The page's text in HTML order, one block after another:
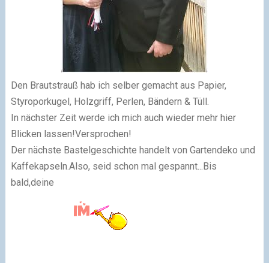
Den Brautstrauß hab ich selber gemacht aus Papier,
Styroporkugel, Holzgriff, Perlen, Bändern & Tüll.
In nächster Zeit werde ich mich auch wieder mehr hier
Blicken lassen!Versprochen!
Der nächste Bastelgeschichte handelt von Gartendeko und
Kaffekapseln.Also, seid schon mal gespannt...Bis
bald,deine